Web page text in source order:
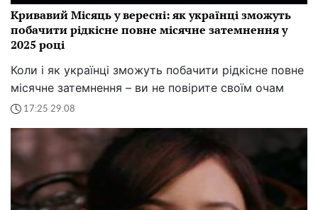
Осінь - це час зігрітися, побалувати себе смачним та
повільно насолоджуватися моментом. Знайдіть свій
смак сезону, і нехай вересень стане теплим, ароматним
16:30 31.08